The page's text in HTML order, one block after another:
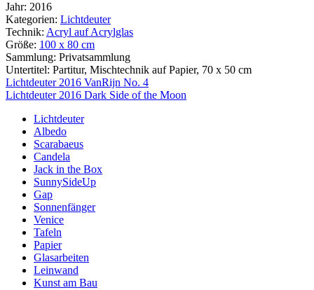
Jahr: 2016
Kategorien: Lichtdeuter
Technik: Acryl auf Acrylglas
Größe: 100 x 80 cm
Sammlung: Privatsammlung
Untertitel: Partitur, Mischtechnik auf Papier, 70 x 50 cm
Beitragsnavigation
Lichtdeuter 2016 VanRijn No. 4
Lichtdeuter 2016 Dark Side of the Moon
Lichtdeuter
Albedo
Scarabaeus
Candela
Jack in the Box
SunnySideUp
Gap
Sonnenfänger
Venice
Tafeln
Papier
Glasarbeiten
Leinwand
Kunst am Bau